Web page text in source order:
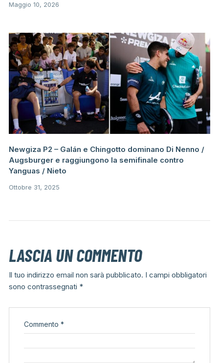
Maggio 10, 2026
Newgiza P2 – Galán e Chingotto dominano Di Nenno /
Augsburger e raggiungono la semifinale contro
Yanguas / Nieto
Ottobre 31, 2025
LASCIA UN COMMENTO
Il tuo indirizzo email non sarà pubblicato. I campi obbligatori
sono contrassegnati *
Commento *